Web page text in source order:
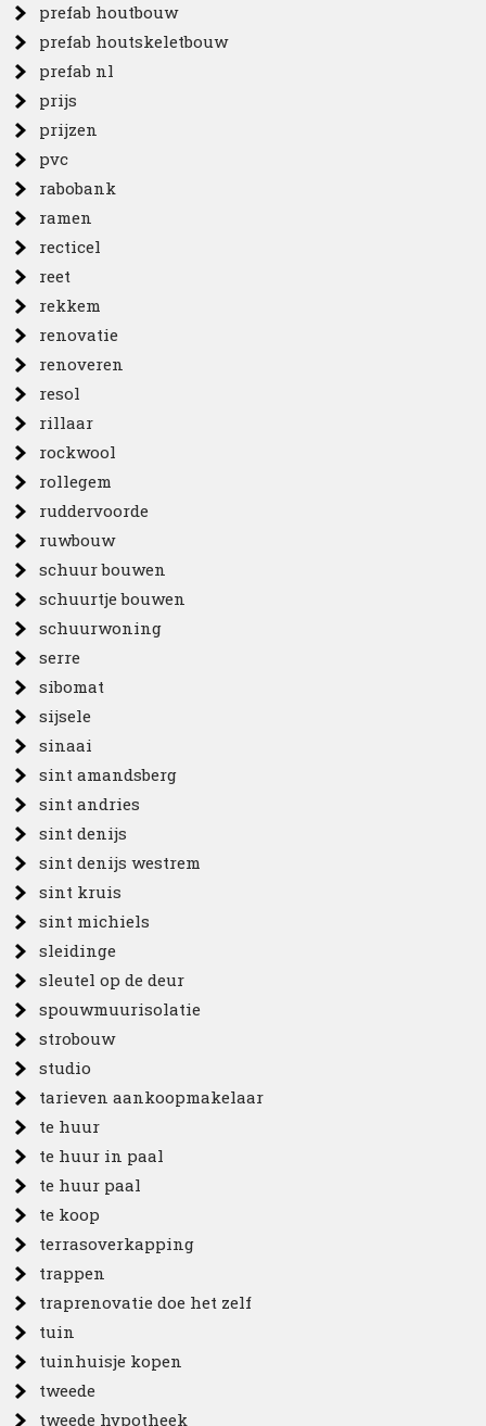
prefab houtbouw
prefab houtskeletbouw
prefab nl
prijs
prijzen
pvc
rabobank
ramen
recticel
reet
rekkem
renovatie
renoveren
resol
rillaar
rockwool
rollegem
ruddervoorde
ruwbouw
schuur bouwen
schuurtje bouwen
schuurwoning
serre
sibomat
sijsele
sinaai
sint amandsberg
sint andries
sint denijs
sint denijs westrem
sint kruis
sint michiels
sleidinge
sleutel op de deur
spouwmuurisolatie
strobouw
studio
tarieven aankoopmakelaar
te huur
te huur in paal
te huur paal
te koop
terrasoverkapping
trappen
traprenovatie doe het zelf
tuin
tuinhuisje kopen
tweede
tweede hypotheek